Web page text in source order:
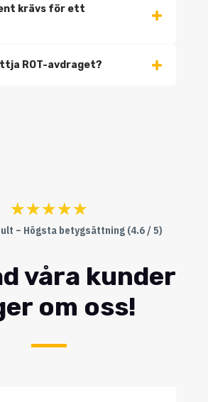
krävs för ett
ROT-avdraget?
☆☆☆☆☆
– Högsta betygsättning (4.6 / 5)
våra kunder
om oss!